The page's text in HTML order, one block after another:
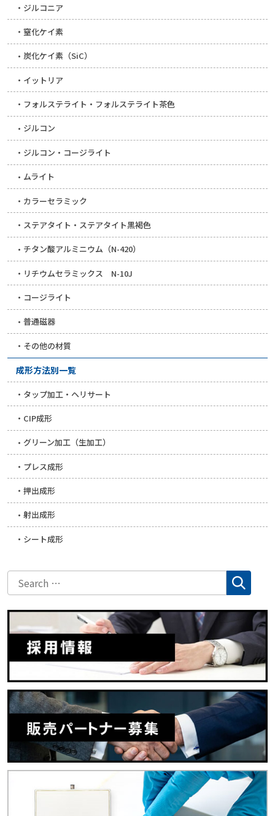
ジルコニア
窒化ケイ素
炭化ケイ素（SiC）
イットリア
フォルステライト・フォルステライト茶色
ジルコン
ジルコン・コージライト
ムライト
カラーセラミック
ステアタイト・ステアタイト黒褐色
チタン酸アルミニウム（N-420）
リチウムセラミックス N-10J
コージライト
普通磁器
その他の材質
成形方法別一覧
タップ加工・ヘリサート
CIP成形
グリーン加工（生加工）
プレス成形
押出成形
射出成形
シート成形